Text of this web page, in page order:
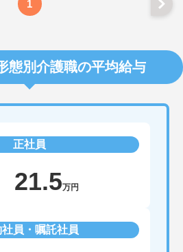
1
態別介護職の平均給与
正社員
21.5万円
員・嘱託社員